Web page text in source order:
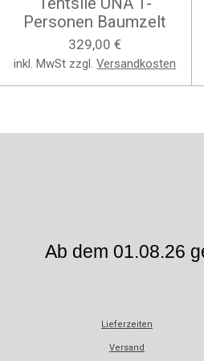
Personen Baumzelt
329,00 €
inkl. MwSt zzgl.Versandkosten
Ab dem 01.08.26
Lieferzeiten
Versand